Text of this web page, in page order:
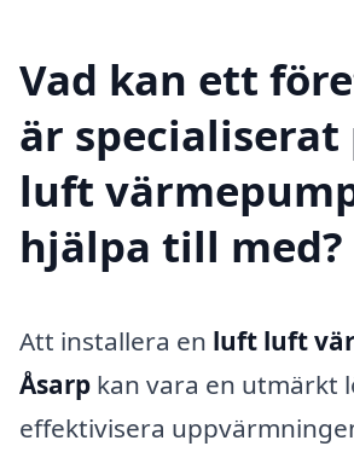
Vad kan ett
är
luft
hjälpa till med?
Att installera en luft luft
Åsarp kan vara en utmärkt
effektivisera